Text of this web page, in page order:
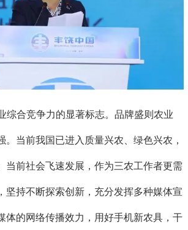
综合竞争力的显著标志。品牌盛则农业
。当前我国已进入质量兴农、绿色兴农，
当前社会飞速发展，作为三农工作者更需
坚持不断探索创新，充分发挥多种媒体宣
体的网络传播效力，用好手机新农具，干